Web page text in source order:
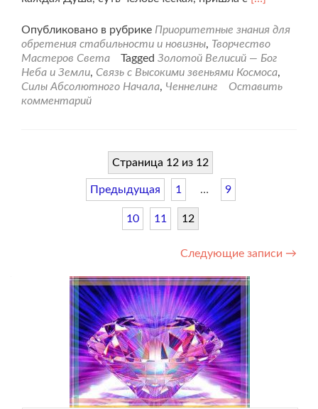
судьбы.
Опубликовано в рубрике Приоритетные знания для
обретения стабильности и новизны, Творчество
Мастеров Света
Tagged Золотой Велисий — Бог
Неба и Земли, Связь с Высокими звеньями Космоса,
Силы Абсолютного Начала, Ченнелинг
Оставить
комментарий
Страница 12 из 12
Предыдущая 1 … 9
10 11 12
записям
Следующие записи →